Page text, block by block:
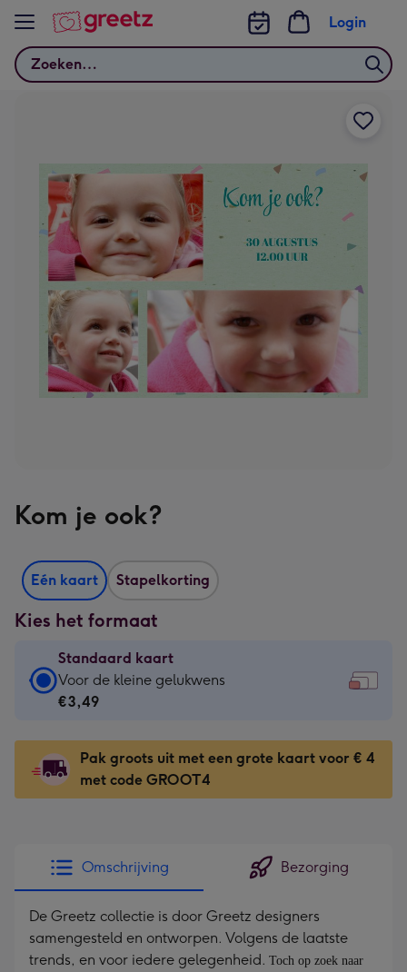
Bekijk meer
Zoeken
Login
Kom je ook?
Eén kaart Stapelkorting
Kies het formaat
Standaard kaart
Standaard
kaart
€3,49
-
Voor
-
Dimensions:
160
x
120
Voor de kleine gelukwens
€3,49
Pak groots uit met een grote kaart voor € 4
met code GROOT4
Omschrijving Bezorging
De Greetz collectie is door Greetz designers
samengesteld en ontworpen. Volgens de laatste
trends, en voor iedere gelegenheid. Toch op zoek naar